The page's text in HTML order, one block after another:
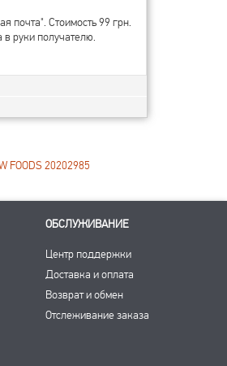
почта". Стоимость 99 грн.
руки получателю.
FOODS 20202985
ОБСЛУЖИВАНИЕ
Центр поддержки
Доставка и оплата
Возврат и обмен
Отслеживание заказа